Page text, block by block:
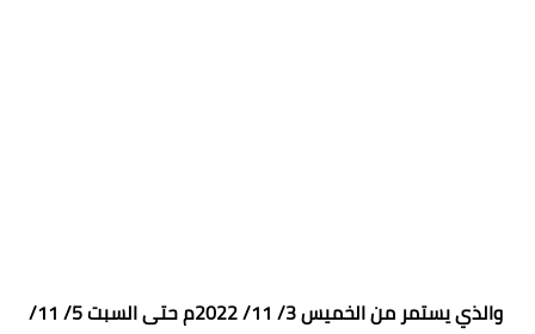
والذي يستمر من الخميس 3/ 11/ 2022م حتى السبت 5/ 11/